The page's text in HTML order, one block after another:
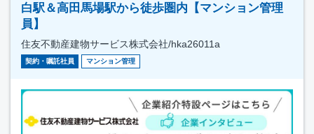
白駅＆高田馬場駅から徒歩圏内【マンション管理
員】
住友不動産建物サービス株式会社/hka26011a
契約・嘱託社員 マンション管理